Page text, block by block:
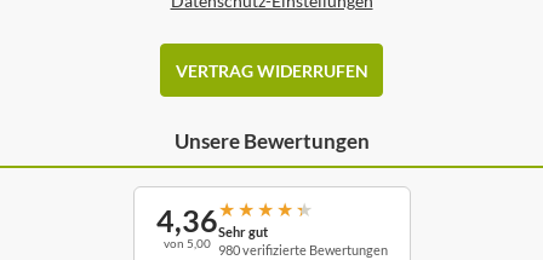
VERTRAG WIDERRUFEN
Unsere Bewertungen
4,36
von 5,00
★ ★ ★ ★ ★
Sehr gut
980 verifizierte Bewertungen